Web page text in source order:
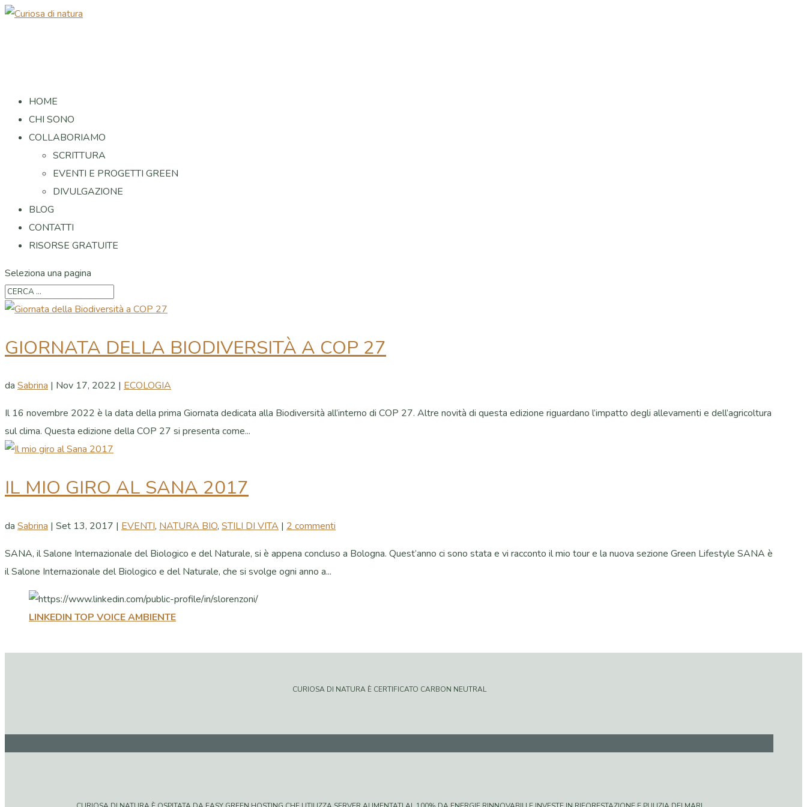
HOME
CHI SONO
COLLABORIAMO
SCRITTURA
EVENTI E PROGETTI GREEN
DIVULGAZIONE
BLOG
CONTATTI
RISORSE GRATUITE
Seleziona una pagina
GIORNATA DELLA BIODIVERSITÀ A COP 27
da Sabrina | Nov 17, 2022 | ECOLOGIA
Il 16 novembre 2022 è la data della prima Giornata dedicata alla Biodiversità all’interno di COP 27. Altre novità di questa edizione riguardano l’impatto degli allevamenti e dell’agricoltura
sul clima. Questa edizione della COP 27 si presenta come...
IL MIO GIRO AL SANA 2017
da Sabrina | Set 13, 2017 | EVENTI, NATURA BIO, STILI DI VITA | 2 commenti
SANA, il Salone Internazionale del Biologico e del Naturale, si è appena concluso a Bologna. Quest’anno ci sono stata e vi racconto il mio tour e la nuova sezione Green Lifestyle SANA è
il Salone Internazionale del Biologico e del Naturale, che si svolge ogni anno a...
LINKEDIN TOP VOICE AMBIENTE
CURIOSA DI NATURA È CERTIFICATO CARBON NEUTRAL